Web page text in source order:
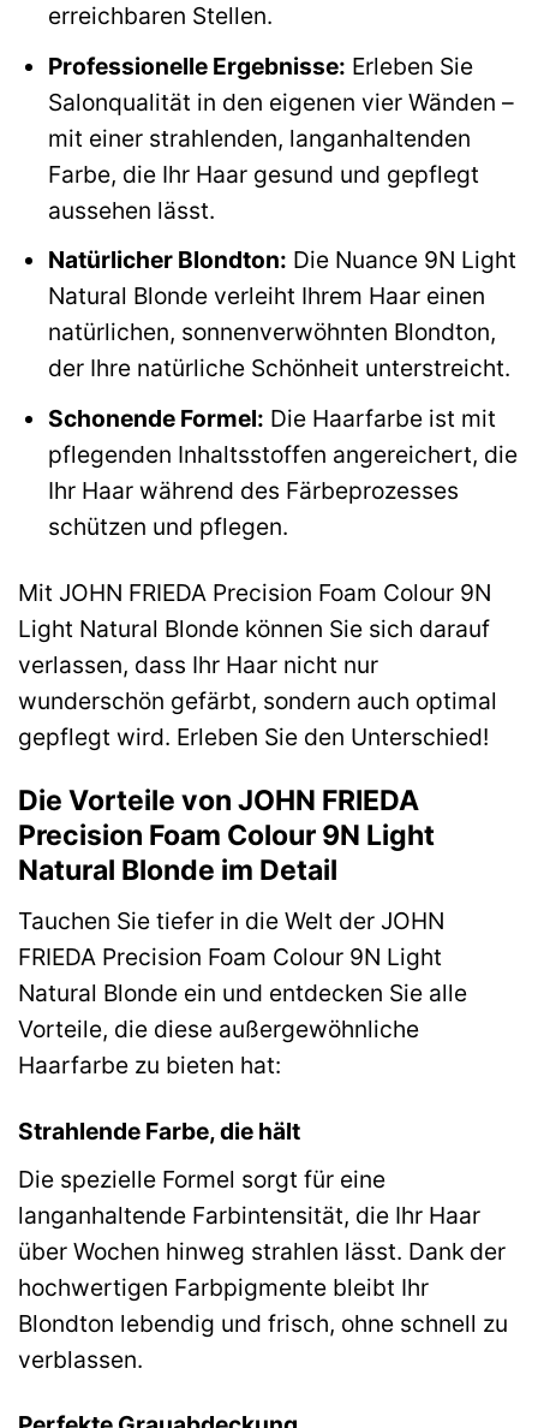
erreichbaren Stellen.
Professionelle Ergebnisse: Erleben Sie
Salonqualität in den eigenen vier Wänden –
mit einer strahlenden, langanhaltenden
Farbe, die Ihr Haar gesund und gepflegt
aussehen lässt.
Natürlicher Blondton: Die Nuance 9N Light
Natural Blonde verleiht Ihrem Haar einen
natürlichen, sonnenverwöhnten Blondton,
der Ihre natürliche Schönheit unterstreicht.
Schonende Formel: Die Haarfarbe ist mit
pflegenden Inhaltsstoffen angereichert, die
Ihr Haar während des Färbeprozesses
schützen und pflegen.
Mit JOHN FRIEDA Precision Foam Colour 9N
Light Natural Blonde können Sie sich darauf
verlassen, dass Ihr Haar nicht nur
wunderschön gefärbt, sondern auch optimal
gepflegt wird. Erleben Sie den Unterschied!
Die Vorteile von JOHN FRIEDA
Precision Foam Colour 9N Light
Natural Blonde im Detail
Tauchen Sie tiefer in die Welt der JOHN
FRIEDA Precision Foam Colour 9N Light
Natural Blonde ein und entdecken Sie alle
Vorteile, die diese außergewöhnliche
Haarfarbe zu bieten hat:
Strahlende Farbe, die hält
Die spezielle Formel sorgt für eine
langanhaltende Farbintensität, die Ihr Haar
über Wochen hinweg strahlen lässt. Dank der
hochwertigen Farbpigmente bleibt Ihr
Blondton lebendig und frisch, ohne schnell zu
verblassen.